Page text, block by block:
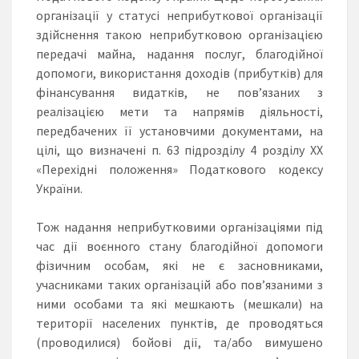
організації у статусі неприбуткової організації
здійснення такою неприбутковою організацією
передачі майна, надання послуг, благодійної
допомоги, використання доходів (прибутків) для
фінансування видатків, не пов’язаних з
реалізацією мети та напрямів діяльності,
передбачених її установчими документами, на
цілі, що визначені п. 63 підрозділу 4 розділу ХХ
«Перехідні положення» Податкового кодексу
України.
Тож надання неприбутковими організаціями під
час дії воєнного стану благодійної допомоги
фізичним особам, які не є засновниками,
учасниками таких організацій або пов’язаними з
ними особами та які мешкають (мешкали) на
території населених пунктів, де проводяться
(проводилися) бойові дії, та/або вимушено